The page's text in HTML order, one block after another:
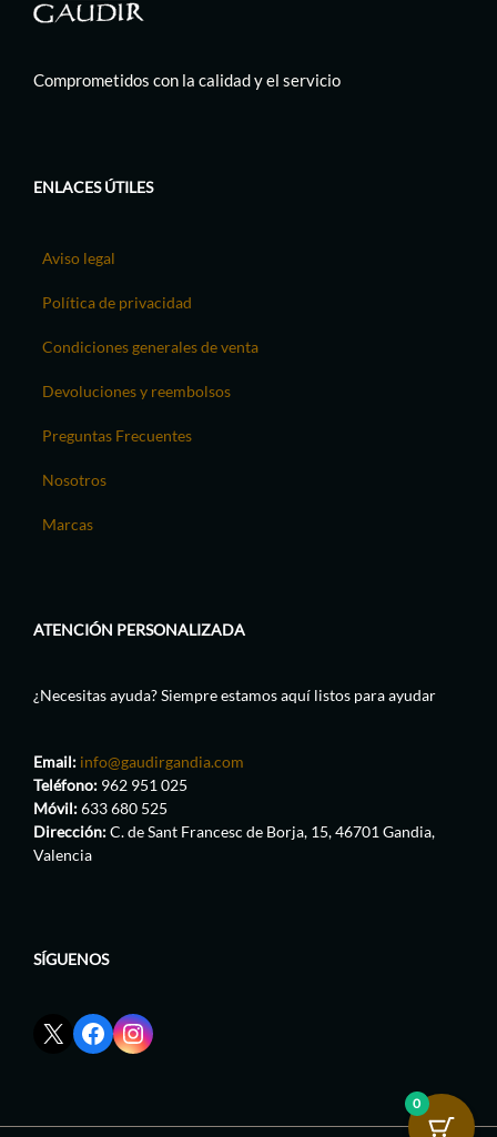
Comprometidos con la calidad y el servicio
ENLACES ÚTILES
Aviso legal
Política de privacidad
Condiciones generales de venta
Devoluciones y reembolsos
Preguntas Frecuentes
Nosotros
Marcas
ATENCIÓN PERSONALIZADA
¿Necesitas ayuda? Siempre estamos aquí listos para ayudar
Email: info@gaudirgandia.com
Teléfono: 962 951 025
Móvil:633 680 525
Dirección:C. de Sant Francesc de Borja, 15, 46701 Gandia,
Valencia
SÍGUENOS
Enlace
red
Enlace
de
Enlace
0